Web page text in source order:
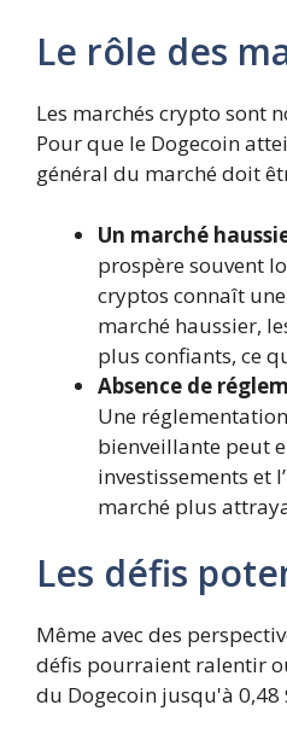
Le rôle des
Les marchés crypto sont
Pour que le Dogecoin
général du marché doit
Un marché
prospère souvent
cryptos connaît
marché haussier,
plus confiants, ce
Absence de
Une
bienveillante peut
investissements et
marché plus
Les défis
Même avec des
défis pourraient ralentir
du Dogecoin jusqu'à 0,48